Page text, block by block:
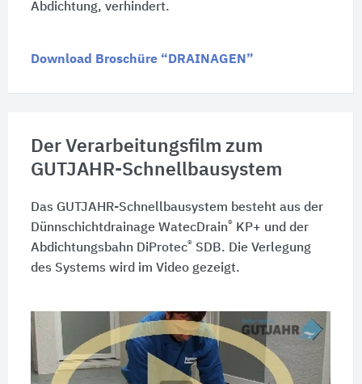
Abdichtung, verhindert.
Download Broschüre “DRAINAGEN”
Der Verarbeitungsfilm zum
GUTJAHR-Schnellbausystem
Das GUTJAHR-Schnellbausystem besteht aus der
Dünnschichtdrainage WatecDrain® KP+ und der
Abdichtungsbahn DiProtec® SDB. Die Verlegung
des Systems wird im Video gezeigt.